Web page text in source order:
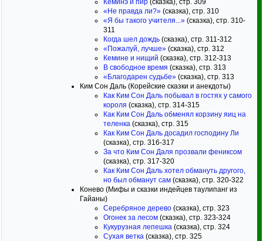
Кеминэ и пир (сказка), стр. 309
«Не правда ли?» (сказка), стр. 310
«Я бы такого учителя...» (сказка), стр. 310-
311
Когда шел дождь (сказка), стр. 311-312
«Пожалуй, лучше» (сказка), стр. 312
Кемине и нищий (сказка), стр. 312-313
В свободное время (сказка), стр. 313
«Благодарен судьбе» (сказка), стр. 313
Ким Сон Даль (Корейские сказки и анекдоты)
Как Ким Сон Даль побывал в гостях у самого
короля (сказка), стр. 314-315
Как Ким Сон Даль обменял корзину яиц на
теленка (сказка), стр. 315
Как Ким Сон Даль досадил господину Ли
(сказка), стр. 316-317
За что Ким Сон Даля прозвали фениксом
(сказка), стр. 317-320
Как Ким Сон Даль хотел обмануть другого,
но был обманут сам (сказка), стр. 320-322
Конево (Мифы и сказки индейцев таулипанг из
Гайаны)
Серебряное дерево (сказка), стр. 323
Огонек за лесом (сказка), стр. 323-324
Кукурузная лепешка (сказка), стр. 324
Сухая ветка (сказка), стр. 325